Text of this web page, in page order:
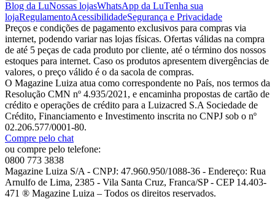
Blog da LuNossas lojasWhatsApp da LuTenha sua
lojaRegulamentoAcessibilidadeSegurança e Privacidade
Preços e condições de pagamento exclusivos para compras via
internet, podendo variar nas lojas físicas. Ofertas válidas na compra
de até 5 peças de cada produto por cliente, até o término dos nossos
estoques para internet. Caso os produtos apresentem divergências de
valores, o preço válido é o da sacola de compras.
O Magazine Luiza atua como correspondente no País, nos termos da
Resolução CMN nº 4.935/2021, e encaminha propostas de cartão de
crédito e operações de crédito para a Luizacred S.A Sociedade de
Crédito, Financiamento e Investimento inscrita no CNPJ sob o nº
02.206.577/0001-80.
Compre pelo chat
ou compre pelo telefone:
0800 773 3838
Magazine Luiza S/A - CNPJ: 47.960.950/1088-36 - Endereço: Rua
Arnulfo de Lima, 2385 - Vila Santa Cruz, Franca/SP - CEP 14.403-
471 ® Magazine Luiza – Todos os direitos reservados.